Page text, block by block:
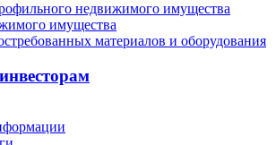
недвижимого имущества
имущества
материалов и оборудования